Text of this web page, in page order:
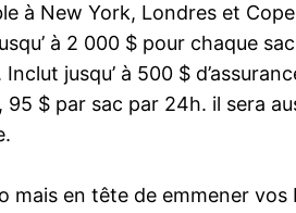
à New York, Londres et
à 2 000 $ pour chaque
jusqu’ à 500 $
$ par sac par 24h. il sera
mais en tête de emmener